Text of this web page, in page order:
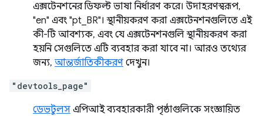
এক্সটেনশনের ডিফল্ট ভাষা নির্ধারণ করে। উদাহরণস্বরূপ,
"en" এবং "pt_BR"। স্থানীয়করণ করা এক্সটেনশনগুলিতে এই
কী-টি আবশ্যক, এবং যে এক্সটেনশনগুলি স্থানীয়করণ করা
হয়নি সেগুলিতে এটি ব্যবহার করা যাবে না। আরও তথ্যের
জন্য, আন্তর্জাতিকীকরণ দেখুন।
"devtools_page"
ডেভটুলস এপিআই ব্যবহারকারী পৃষ্ঠাগুলিকে সংজ্ঞায়িত